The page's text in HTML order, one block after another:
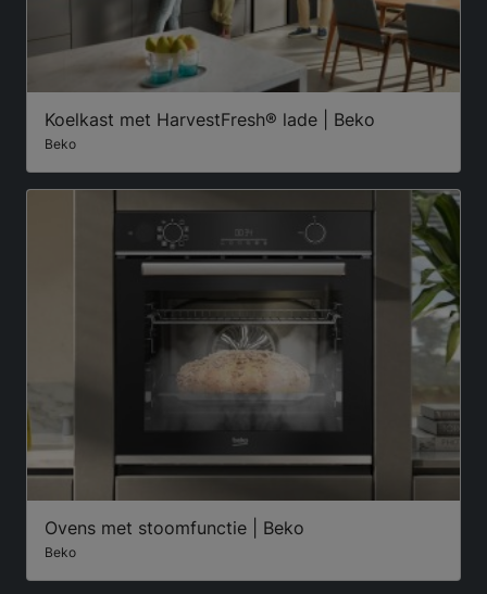
Koelkast met HarvestFresh® lade | Beko
Beko
Ovens met stoomfunctie | Beko
Beko